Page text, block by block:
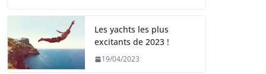
Les yachts les plus
excitants de 2023 !
19/04/2023